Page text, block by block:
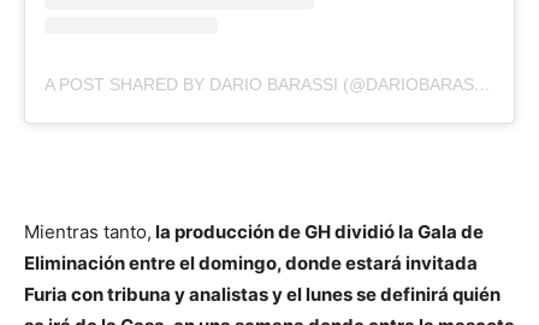
A POST SHARED BY DARIO BARASSI (@DARIOBARASSI)
Mientras tanto, la producción de GH dividió la Gala de
Eliminación entre el domingo, donde estará invitada
Furia con tribuna y analistas y el lunes se definirá quién